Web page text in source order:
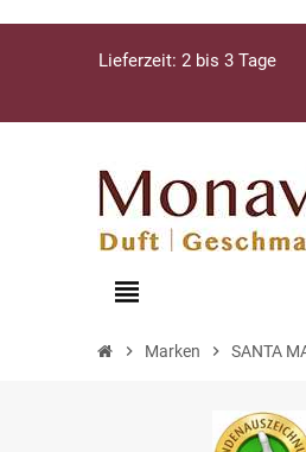
Lieferzeit: 2 bis 3 Tage
view_headline
chevron_right Marken chevron_right SANTA